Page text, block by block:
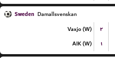
Sweden Damallsvenskan
Vaxjo (W)
۲
AIK (W)
۱